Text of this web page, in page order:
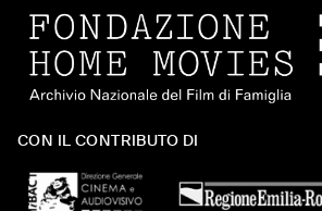
CON IL CONTRIBUTO DI